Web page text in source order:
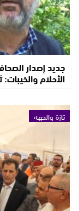
جديد إصدار
الأحلام
تازة والجهة